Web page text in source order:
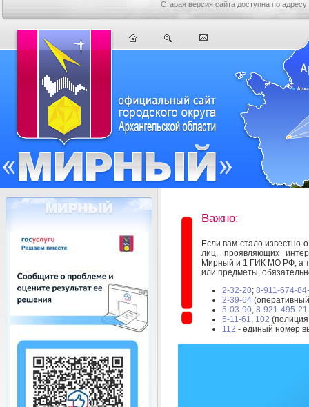
Старая версия сайта доступна по адресу
Важно:
Если вам стало известно
лиц, проявляющих
Мирный и 1 ГИК МО РФ, а
или предметы,
2-32-20; 8-911-674-
2-39-64
5-03-90, 8-921-495-
5-11-61, 102
112 - единый номер